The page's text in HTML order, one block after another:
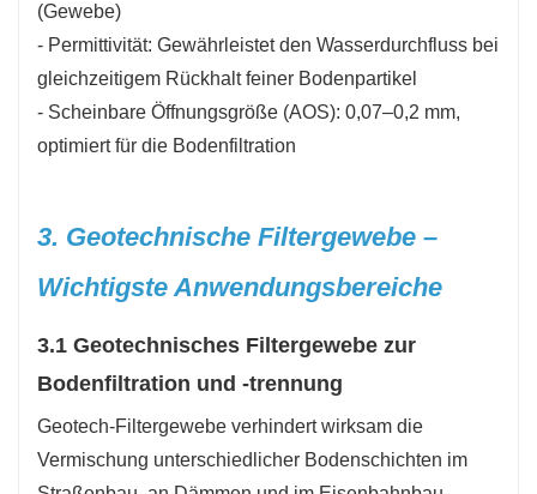
(Gewebe)
- Permittivität: Gewährleistet den Wasserdurchfluss bei
gleichzeitigem Rückhalt feiner Bodenpartikel
- Scheinbare Öffnungsgröße (AOS): 0,07–0,2 mm,
optimiert für die Bodenfiltration
3. Geotechnische Filtergewebe –
Wichtigste Anwendungsbereiche
3.1 Geotechnisches Filtergewebe zur
Bodenfiltration und -trennung
Geotech-Filtergewebe verhindert wirksam die
Vermischung unterschiedlicher Bodenschichten im